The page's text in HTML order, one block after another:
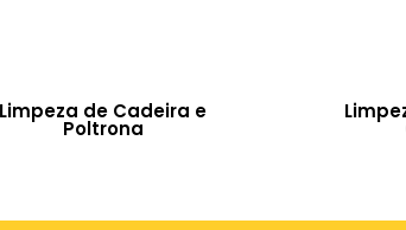
Limpeza de Cadeira e
Poltrona